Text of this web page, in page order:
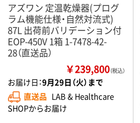
アズワン 定温乾燥器(プログ
ラム機能仕様・自然対流式)
87L 出荷前バリデーション付
EOP-450V 1箱 1-7478-42-
28（直送品）
￥239,800（税込）
お届け日：9月29日（火）まで
直送品 LAB & Healthcare
SHOPからお届け